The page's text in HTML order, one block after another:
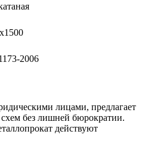
2006
лицами, предлагает
без лишней бюрократии.
действуют